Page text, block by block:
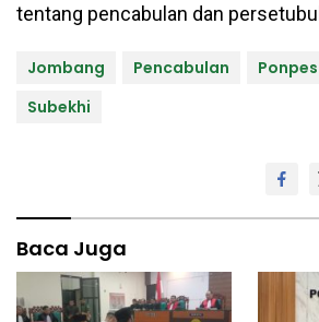
tentang pencabulan dan
Jombang Pencabulan
Subekhi
Baca Juga